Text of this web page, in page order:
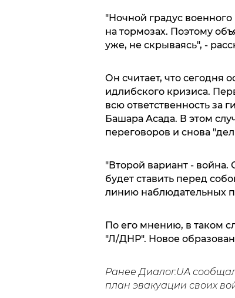
"Ночной градус
на тормозах. Поэтому
уже, не скрываясь", -
Он считает, что сегодня
идлибского кризиса.
всю ответственность за
Башара Асада. В этом
переговоров и снова
"Второй вариант - война.
будет ставить перед
линию наблюдательных
По его мнению, в таком
"Л/ДНР". Новое
Ранее Диалог.UA
план эвакуации своих